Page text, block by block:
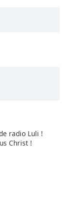
radio Luli !
Christ !